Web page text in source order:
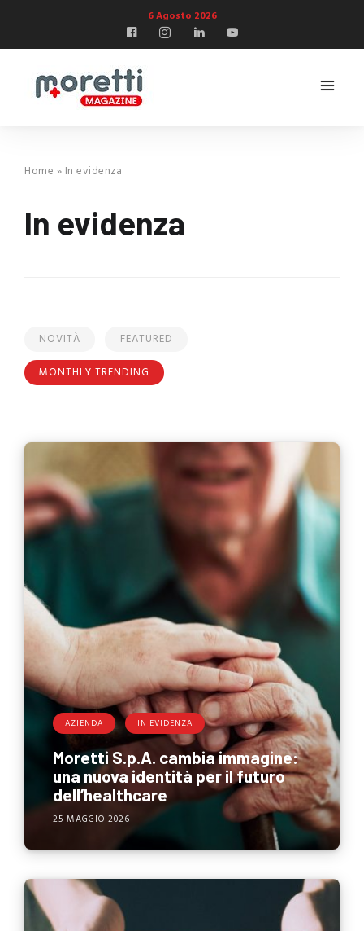
6 Agosto 2026
Home » In evidenza
In evidenza
NOVITÀ
FEATURED
MONTHLY TRENDING
AZIENDA IN EVIDENZA
Moretti S.p.A. cambia immagine:
una nuova identità per il futuro
dell’healthcare
25 MAGGIO 2026